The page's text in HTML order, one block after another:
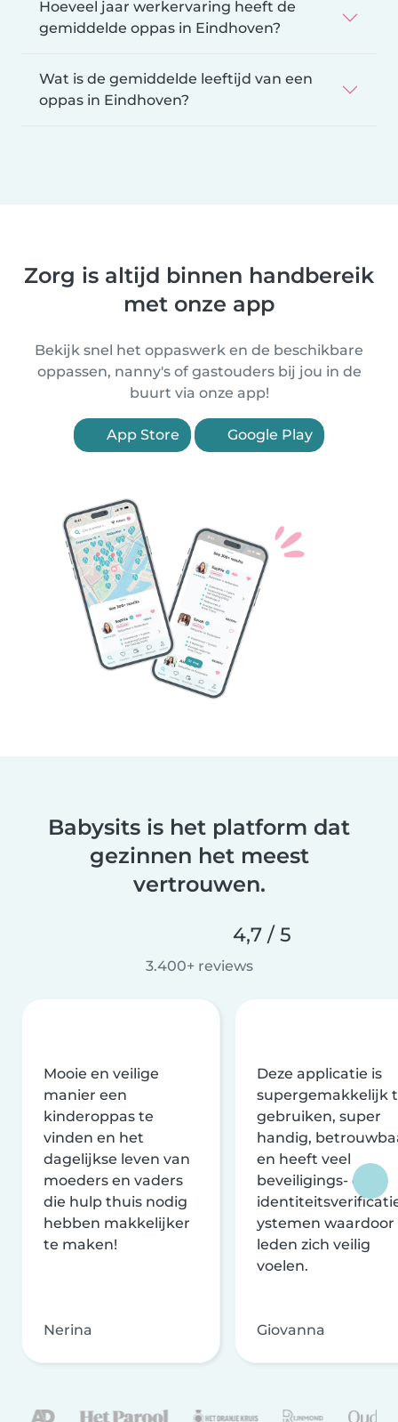
Hoeveel jaar werkervaring heeft de
gemiddelde oppas in Eindhoven?
Wat is de gemiddelde leeftijd van een
oppas in Eindhoven?
Zorg is altijd binnen handbereik
met onze app
Bekijk snel het oppaswerk en de beschikbare
oppassen, nanny's of gastouders bij jou in de
buurt via onze app!
App Store Google Play
Babysits is het platform dat
gezinnen het meest
vertrouwen.
4,7 / 5
3.400+ reviews
Mooie en veilige
manier een
kinderoppas te
vinden en het
dagelijkse leven van
moeders en vaders
die hulp thuis nodig
hebben makkelijker
te maken!
Nerina
Deze applicatie is
supergemakkelijk
gebruiken, super
handig,
en heeft veel
beveiligings- en
ystemen waardoor
leden zich veilig
voelen.
Giovanna